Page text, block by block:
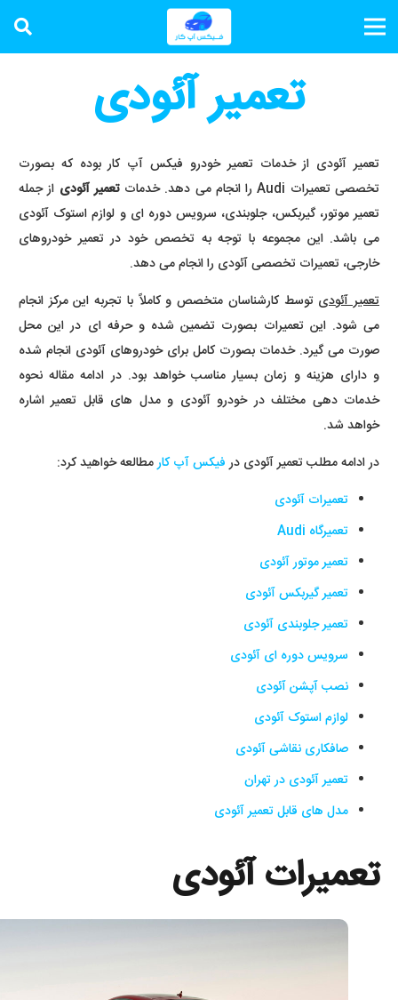
تعمیر آئودی
تعمیر آئودی از خدمات تعمیر خودرو فیکس آپ کار بوده که بصورت
تخصصی تعمیرات Audi را انجام می دهد. خدمات
تعمیر آئودی از جمله
تعمیر موتور، گیربکس، جلوبندی، سرویس دوره ای و لوازم استوک آئودی
می باشد. این مجموعه با توجه به تخصص خود در تعمیر خودروهای
خارجی، تعمیرات تخصصی آئودی را انجام می دهد.
تعمیر آئودی توسط کارشناسان متخصص و کاملاً با تجربه این مرکز انجام
می شود. این تعمیرات بصورت تضمین شده و حرفه ای در این محل
صورت می گیرد. خدمات بصورت کامل برای خودروهای آئودی انجام شده
و دارای هزینه و زمان بسیار مناسب خواهد بود. در ادامه مقاله نحوه
خدمات دهی مختلف در خودرو آئودی و مدل های قابل تعمیر اشاره
خواهد شد.
در ادامه مطلب تعمیر آئودی درفیکس آپ کارمطالعه خواهید کرد:
تعمیرات آئودی
تعمیرگاه Audi
تعمیر موتور آئودی
تعمیر گیربکس آئودی
تعمیر جلوبندی آئودی
سرویس دوره ای آئودی
نصب آپشن آئودی
لوازم استوک آئودی
صافکاری نقاشی آئودی
تعمیر آئودی در تهران
مدل های قابل تعمیر آئودی
تعمیرات آئودی